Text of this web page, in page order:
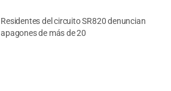
Residentes del circuito SR820 denuncian
apagones de más de 20